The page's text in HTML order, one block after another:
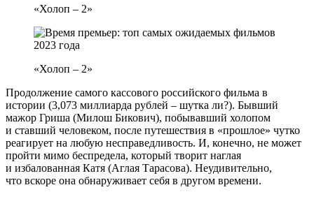
«Холоп – 2»
«Холоп – 2»
Продолжение самого кассового российского фильма в
истории (3,073 миллиарда рублей – шутка ли?). Бывший
мажор Гриша (Милош Бикович), побывавший холопом
и ставший человеком, после путешествия в «прошлое» чутко
реагирует на любую несправедливость. И, конечно, не может
пройти мимо беспредела, который творит наглая
и избалованная Катя (Аглая Тарасова). Неудивительно,
что вскоре она обнаруживает себя в другом времени.